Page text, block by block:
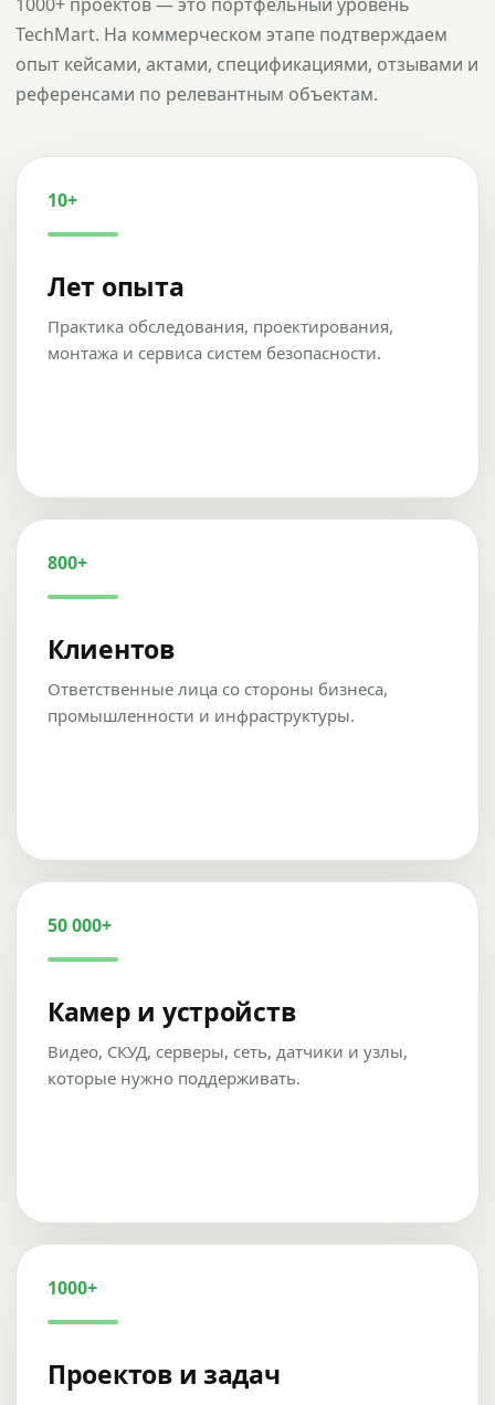
TechMart. На коммерческом этапе подтверждаем
опыт кейсами, актами, спецификациями, отзывами и
референсами по релевантным объектам.
10+
Лет опыта
Практика обследования, проектирования,
монтажа и сервиса систем безопасности.
800+
Клиентов
Ответственные лица со стороны бизнеса,
промышленности и инфраструктуры.
50 000+
Камер и устройств
Видео, СКУД, серверы, сеть, датчики и узлы,
которые нужно поддерживать.
1000+
Проектов и задач